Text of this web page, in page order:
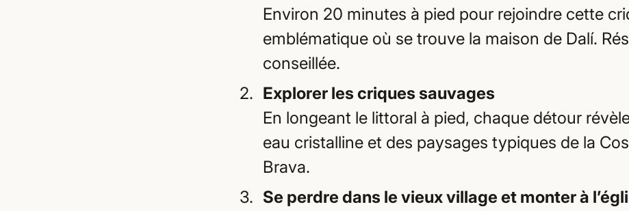
Environ 20 minutes à pied pour rejoindre cette
emblématique où se trouve la maison de Dalí.
conseillée.
Explorer les criques sauvages
En longeant le littoral à pied, chaque détour
eau cristalline et des paysages typiques de la
Brava.
Se perdre dans le vieux village et monter à